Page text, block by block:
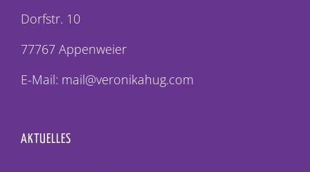
Dorfstr. 10
77767 Appenweier
E-Mail: mail@veronikahug.com
AKTUELLES